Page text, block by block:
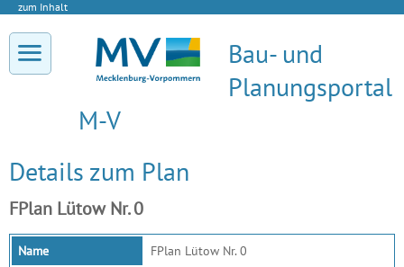
zum Inhalt
Bau- und
Planungsportal
M-V
Details zum Plan
FPlan Lütow Nr. 0
Name
FPlan Lütow Nr. 0